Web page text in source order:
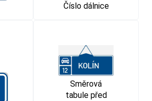
Číslo dálnice
Směrová
tabule před